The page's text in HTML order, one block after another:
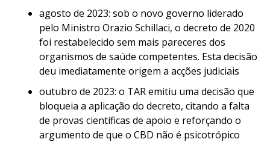
agosto de 2023: sob o novo governo liderado
pelo Ministro Orazio Schillaci, o decreto de 2020
foi restabelecido sem mais pareceres dos
organismos de saúde competentes. Esta decisão
deu imediatamente origem a acções judiciais
outubro de 2023: o TAR emitiu uma decisão que
bloqueia a aplicação do decreto, citando a falta
de provas científicas de apoio e reforçando o
argumento de que o CBD não é psicotrópico